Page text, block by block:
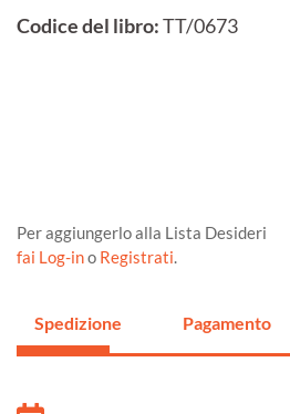
Codice del libro:TT/0673
Per aggiungerlo alla Lista Desideri
fai Log-ino Registrati.
Spedizione Pagamento